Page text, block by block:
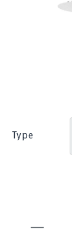
Type